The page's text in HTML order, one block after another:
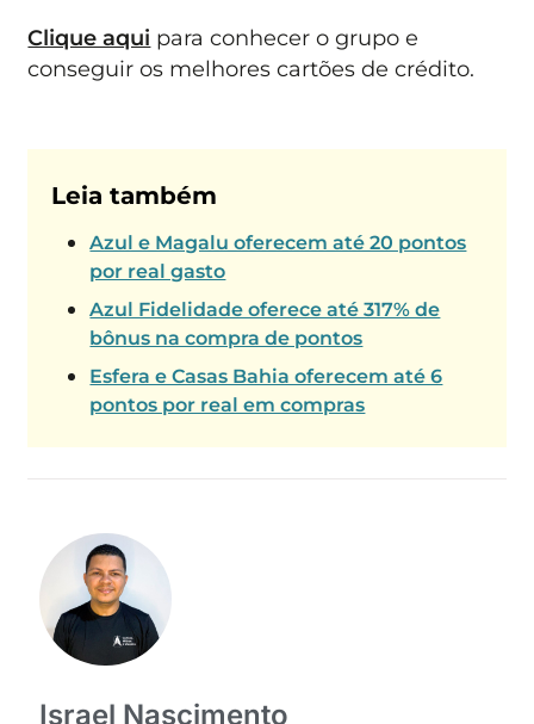
Clique aqui para conhecer o grupo e
conseguir os melhores cartões de crédito.
Leia também
Azul e Magalu oferecem até 20 pontos
por real gasto
Azul Fidelidade oferece até 317% de
bônus na compra de pontos
Esfera e Casas Bahia oferecem até 6
pontos por real em compras
Israel Nascimento